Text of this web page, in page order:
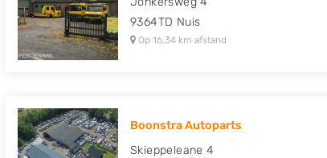
9364TD Nuis
Op 16,34 km afstand
Boonstra Autoparts
Skieppeleane 4